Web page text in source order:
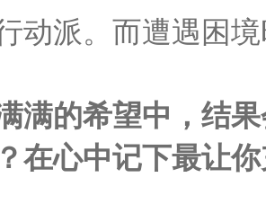
动派。而遭遇困
满的希望中，结
心中记下最让你